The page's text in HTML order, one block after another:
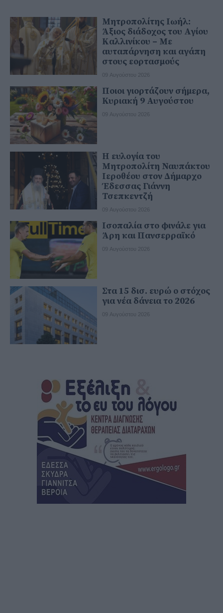
Μητροπολίτης Ιωήλ:
Άξιος διάδοχος του Αγίου
Καλλινίκου – Με
αυταπάρνηση και αγάπη
στους εορτασμούς
09 Αυγούστου 2026
Ποιοι γιορτάζουν σήμερα,
Κυριακή 9 Αυγούστου
09 Αυγούστου 2026
Η ευλογία του
Μητροπολίτη Ναυπάκτου
Ιεροθέου στον Δήμαρχο
Έδεσσας Γιάννη
Τσεπκεντζή
09 Αυγούστου 2026
Ισοπαλία στο φινάλε για
Άρη και Πανσερραϊκό
09 Αυγούστου 2026
Στα 15 δισ. ευρώ ο στόχος
για νέα δάνεια το 2026
09 Αυγούστου 2026